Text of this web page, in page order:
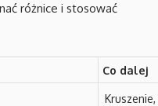
różnice i stosować
Co dalej
Kruszenie,